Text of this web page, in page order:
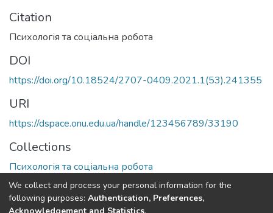
Citation
Психологія та соціальна робота
DOI
https://doi.org/10.18524/2707-0409.2021.1(53).241355
URI
https://dspace.onu.edu.ua/handle/123456789/33190
Collections
Психологія та соціальна робота
Full item page
We collect and process your personal information for the
following purposes: Authentication, Preferences,